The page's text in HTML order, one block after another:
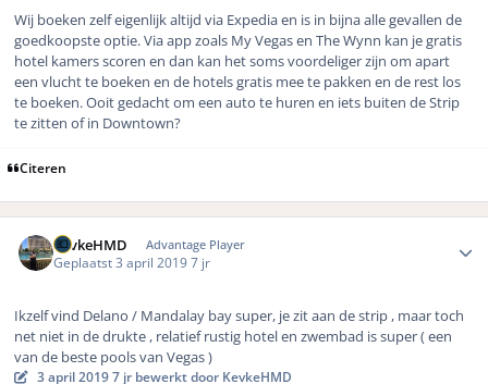
Wij boeken zelf eigenlijk altijd via Expedia en is in bijna alle gevallen de
goedkoopste optie. Via app zoals My Vegas en The Wynn kan je gratis
hotel kamers scoren en dan kan het soms voordeliger zijn om apart
een vlucht te boeken en de hotels gratis mee te pakken en de rest los
te boeken. Ooit gedacht om een auto te huren en iets buiten de Strip
te zitten of in Downtown?
Citeren
KevkeHMD Advantage Player
Geplaatst 3 april 20197 jr
Ikzelf vind Delano / Mandalay bay super, je zit aan de strip , maar toch
net niet in de drukte , relatief rustig hotel en zwembad is super ( een
van de beste pools van Vegas )
3 april 20197 jr bewerkt door KevkeHMD